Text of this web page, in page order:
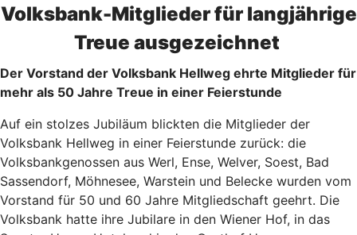
Volksbank-Mitglieder für langjährige
Treue ausgezeichnet
Der Vorstand der Volksbank Hellweg ehrte Mitglieder für
mehr als 50 Jahre Treue in einer Feierstunde
Auf ein stolzes Jubiläum blickten die Mitglieder der
Volksbank Hellweg in einer Feierstunde zurück: die
Volksbankgenossen aus Werl, Ense, Welver, Soest, Bad
Sassendorf, Möhnesee, Warstein und Belecke wurden vom
Vorstand für 50 und 60 Jahre Mitgliedschaft geehrt. Die
Volksbank hatte ihre Jubilare in den Wiener Hof, in das